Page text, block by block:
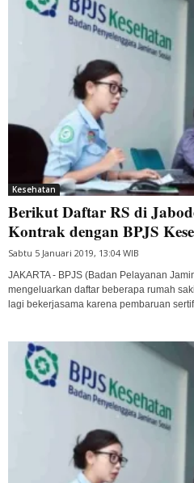
Kesehatan
Berikut Daftar RS di
Kontrak dengan BPJS
Sabtu 5 Januari 2019, 13:04 WIB
JAKARTA - BPJS (Badan Pelayanan
mengeluarkan daftar beberapa rumah
lagi bekerjasama karena pembaruan